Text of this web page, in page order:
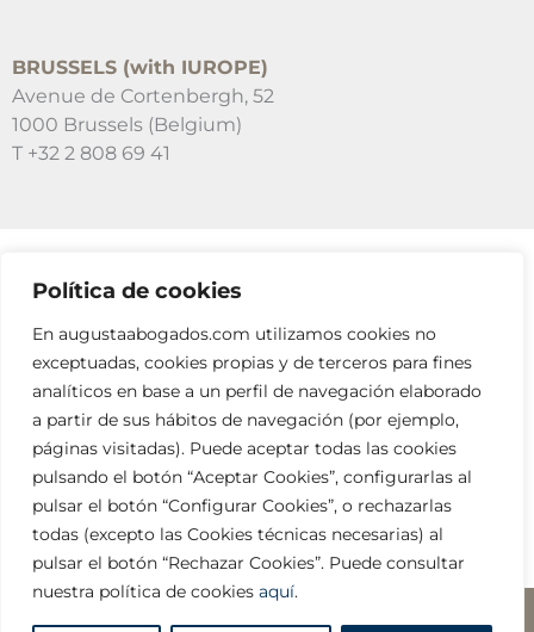
Política de cookies
En augustaabogados.com utilizamos cookies no
exceptuadas, cookies propias y de terceros para fines
analíticos en base a un perfil de navegación elaborado
a partir de sus hábitos de navegación (por ejemplo,
páginas visitadas). Puede aceptar todas las cookies
pulsando el botón “Aceptar Cookies”, configurarlas al
pulsar el botón “Configurar Cookies”, o rechazarlas
todas (excepto las Cookies técnicas necesarias) al
pulsar el botón “Rechazar Cookies”. Puede consultar
nuestra política de cookies aquí.
BRUSSELS (with IUROPE)
Avenue de Cortenbergh, 52
1000 Brussels (Belgium)
T +32 2 808 69 41
SUSCRÍBETE A NUESTRAS NEWSLETTERS
RELLENA EL FORMULARIO
info@augustaabogados.com